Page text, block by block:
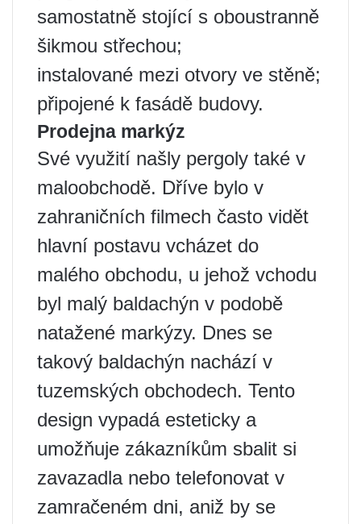
samostatně stojící s oboustranně
šikmou střechou;
instalované mezi otvory ve stěně;
připojené k fasádě budovy.
Prodejna markýz
Své využití našly pergoly také v
maloobchodě. Dříve bylo v
zahraničních filmech často vidět
hlavní postavu vcházet do
malého obchodu, u jehož vchodu
byl malý baldachýn v podobě
natažené markýzy. Dnes se
takový baldachýn nachází v
tuzemských obchodech. Tento
design vypadá esteticky a
umožňuje zákazníkům sbalit si
zavazadla nebo telefonovat v
zamračeném dni, aniž by se